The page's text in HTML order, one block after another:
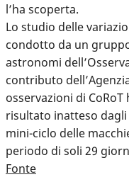
l’ha scoperta.
Lo studio delle
condotto da un
astronomi
contributo
osservazioni di
risultato inatteso dagli
mini-ciclo delle
periodo di soli 29
Fonte